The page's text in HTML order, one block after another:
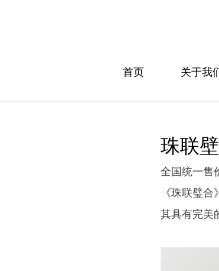
首页 关于我
珠联
全国统一售
《珠联璧
其具有完美